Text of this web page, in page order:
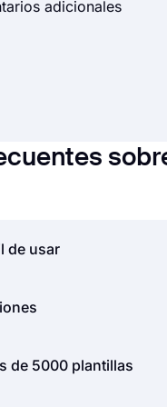
adicionales
de usar
en línea es mucho
opciones para
que se crean en
de 5000 plantillas